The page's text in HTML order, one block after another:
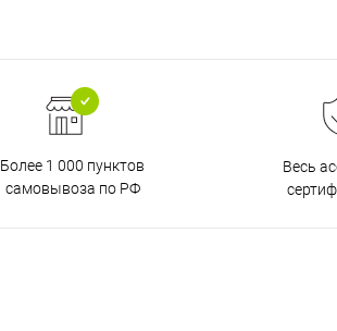
Более 1 000 пунктов
самовывоза по РФ
Весь